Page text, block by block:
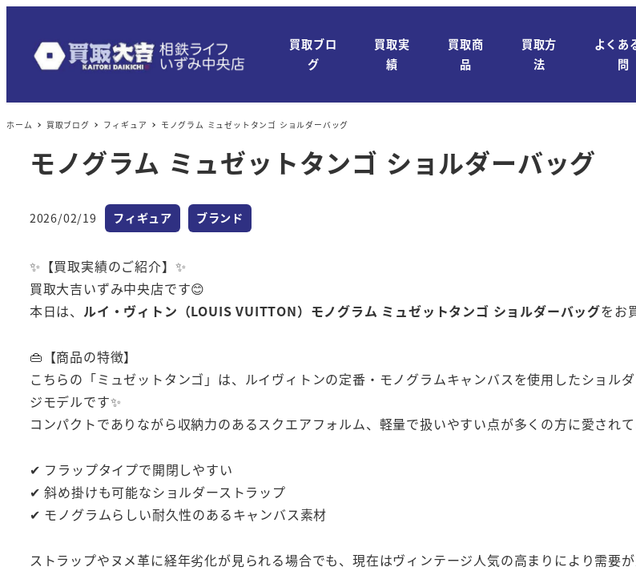
買取ブロ
グ
買取実
績
買取商
品
買取方
法
よくあ
問
ホーム 買取ブログ フィギュア モノグラム ミュゼットタンゴ ショルダーバッグ
モノグラム ミュゼットタンゴ ショルダーバッグ
投稿日
2026/02/19 カテゴリー
フィギュア カテゴリー
ブランド
✨【買取実績のご紹介】✨
買取大吉いずみ中央店です😊
本日は、 ルイ・ヴィトン（LOUIS VUITTON）モノグラム ミュゼットタンゴ ショルダーバッグをお
👜【商品の特徴】
こちらの「ミュゼットタンゴ」は、ルイヴィトンの定番・モノグラムキャンバスを使用したショ
ジモデルです✨
コンパクトでありながら収納力のあるスクエアフォルム、軽量で扱いやすい点が多くの方に愛されて
✔ フラップタイプで開閉しやすい
✔ 斜め掛けも可能なショルダーストラップ
✔ モノグラムらしい耐久性のあるキャンバス素材
ストラップやヌメ革に経年劣化が見られる場合でも、現在はヴィンテージ人気の高まりにより需要